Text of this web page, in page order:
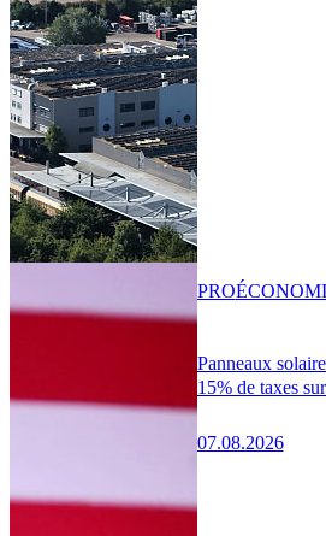
Panneaux
15% de taxes
07.08.2026
PRO